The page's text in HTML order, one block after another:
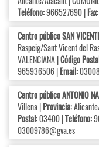
Teléfono:966527690 |Fax:
Centro público SAN
Raspeig/Sant Vicent del
VALENCIANA |Código
965936506 |Email:
Centro público ANTONIO
Villena |Provincia:
Postal:03400 |Teléfono:
03009786@gva.es